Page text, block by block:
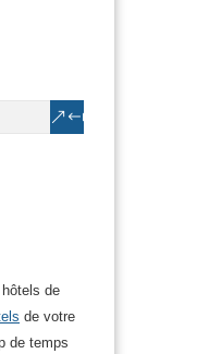
de
de votre
de temps